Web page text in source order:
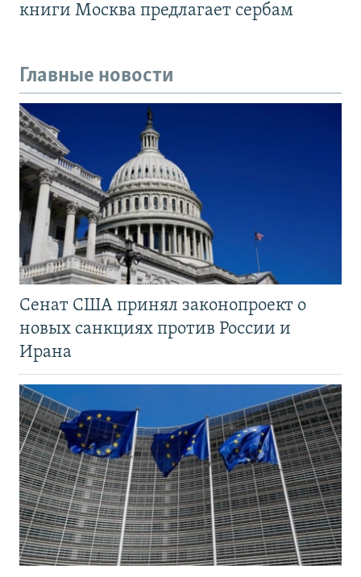
книги Москва предлагает сербам
Главные новости
Сенат США принял законопроект о
новых санкциях против России и
Ирана